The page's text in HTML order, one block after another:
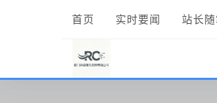
首页 实时要闻 站长随